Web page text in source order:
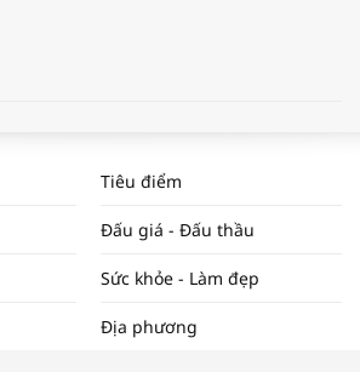
NAM NĂM 2024 VÀ NĂM 2025 | NHỊP
ĐẬP THỊ TRƯỜNG #62
Tọa đàm “Xúc tiến thương mại: Khơi
Tiêu điểm
Đấu giá - Đấu thầu
Sức khỏe - Làm đẹp
Địa phương